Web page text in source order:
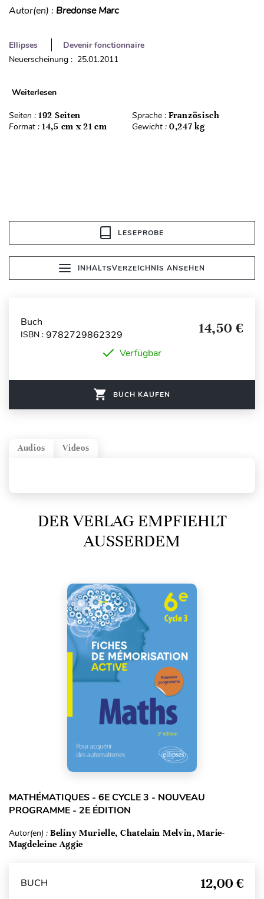
Autor(en) : Bredonse Marc
Ellipses
Devenir fonctionnaire
Neuerscheinung : 25.01.2011
Weiterlesen
Seiten : 192 Seiten Sprache : Französisch
Format : 14,5 cm x 21 cm Gewicht : 0,247 kg
LESEPROBE
INHALTSVERZEICHNIS ANSEHEN
Buch
ISBN : 9782729862329 14,50 €
Verfügbar
BUCH KAUFEN
Videos
Audios
DER VERLAG EMPFIEHLT
AUSSERDEM
MATHÉMATIQUES - 6E CYCLE 3 - NOUVEAU
PROGRAMME - 2E ÉDITION
Autor(en) : Beliny Murielle, Chatelain Melvin, Marie-
Magdeleine Aggie
BUCH 12,00 €